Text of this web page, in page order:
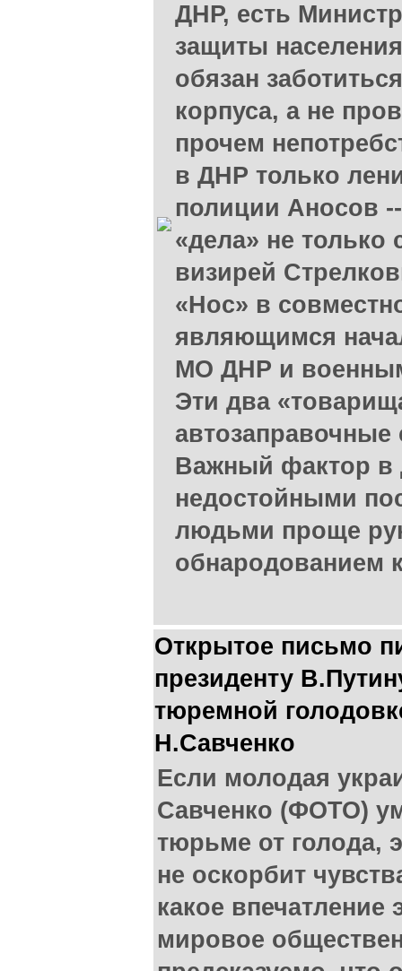
ДНР, есть
защиты
обязан
корпуса, а не
прочем
в ДНР только
полиции Аносов
«дела» не
визирей
«Нос» в
являющимся
МО ДНР и
Эти два
автозаправочные
Важный фактор в
недостойными
людьми проще
обнародованием
Открытое письмо
президенту
тюремной
Н.Савченко
Если молодая
Савченко (ФОТО)
тюрьме от голода,
не оскорбит
какое впечатление
мировое